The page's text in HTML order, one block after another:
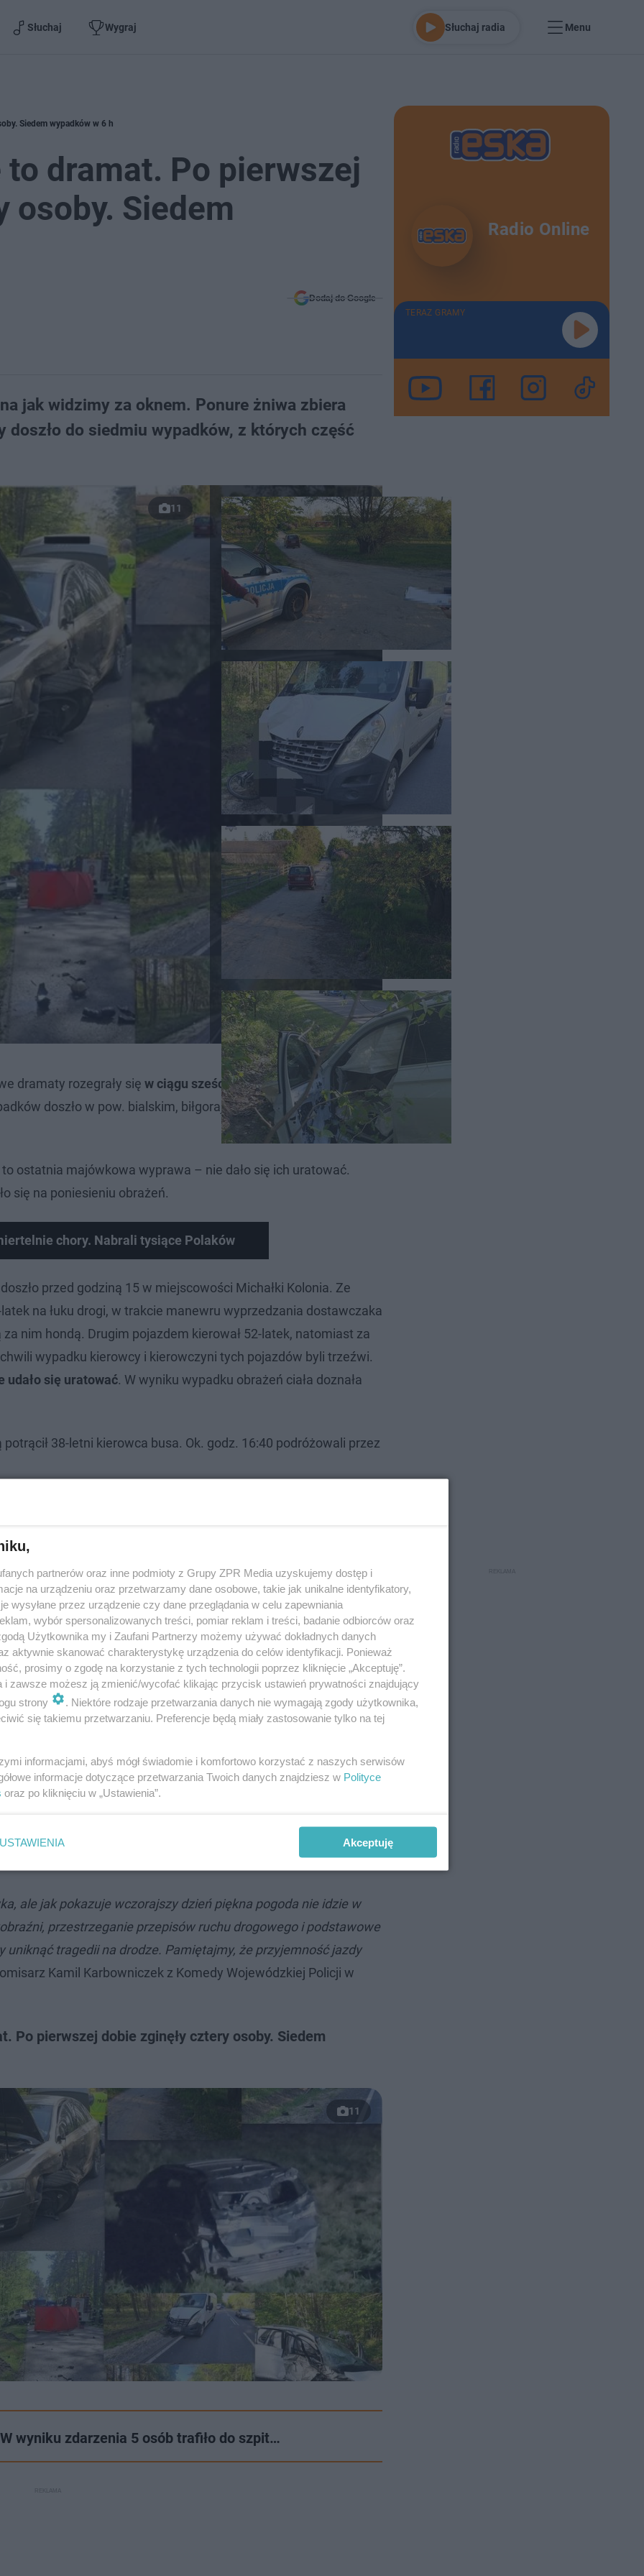
Słuchaj Wygraj Słuchaj radia Menu
Siedem wypadków w 6 h
dramat. Po pierwszej
osoby. Siedem
Dodaj do Google
jak widzimy za oknem. Ponure żniwa zbiera
do siedmiu wypadków, z których część
11
dramaty rozegrały się w ciągu sześciu godzinw czterech
doszło w pow. bialskim, biłgorajskim, chełmskim i
ostatnia majówkowa wyprawa – nie dało się ich uratować.
się na poniesieniu obrażeń.
chory. Nabrali tysiące Polaków
przed godziną 15 w miejscowości Michałki Kolonia. Ze
na łuku drogi, w trakcie manewru wyprzedzania dostawczaka
nim hondą. Drugim pojazdem kierował 52-latek, natomiast za
wypadku kierowcy i kierowczyni tych pojazdów byli trzeźwi.
udało się uratować. W wyniku wypadku obrażeń ciała doznała
potrącił 38-letni kierowca busa. Ok. godz. 16:40 podróżowali przez
pod nadjeżdżający samochód prowadzony przez jego
1,5 promila alkoholu i prawo jazdy od 9 dni. Trafił do szpitala,
ale jak pokazuje wczorajszy dzień piękna pogoda nie idzie w
przestrzeganie przepisów ruchu drogowego i podstawowe
tragedii na drodze. Pamiętajmy, że przyjemność jazdy
Kamil Karbowniczek z Komedy Wojewódzkiej Policji w
Po pierwszej dobie zginęły cztery osoby. Siedem
11
wyniku zdarzenia 5 osób trafiło do szpit…
Radio Online
TERAZ GRAMY
partnerów oraz inne podmioty z Grupy ZPR Media uzyskujemy dostęp i
na urządzeniu oraz przetwarzamy dane osobowe, takie jak unikalne identyfikatory,
wysyłane przez urządzenie czy dane przeglądania w celu zapewniania
wybór spersonalizowanych treści, pomiar reklam i treści, badanie odbiorców oraz
Użytkownika my i Zaufani Partnerzy możemy używać dokładnych danych
aktywnie skanować charakterystykę urządzenia do celów identyfikacji. Ponieważ
prosimy o zgodę na korzystanie z tych technologii poprzez kliknięcie „Akceptuję”.
i zawsze możesz ją zmienić/wycofać klikając przycisk ustawień prywatności znajdujący
strony
. Niektóre rodzaje przetwarzania danych nie wymagają zgody użytkownika,
się takiemu przetwarzaniu. Preferencje będą miały zastosowanie tylko na tej
informacjami, abyś mógł świadomie i komfortowo korzystać z naszych serwisów
informacje dotyczące przetwarzania Twoich danych znajdziesz w Polityce
oraz po kliknięciu w „Ustawienia”.
USTAWIENIA Akceptuję